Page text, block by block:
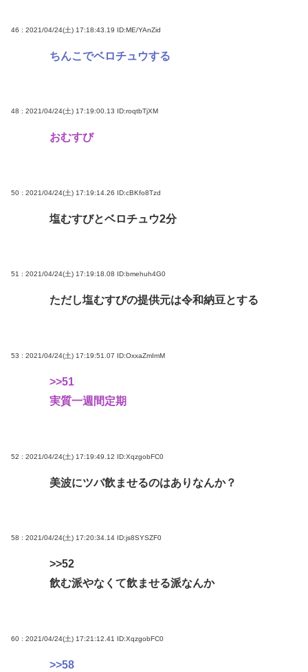
46 : 2021/04/24(土) 17:18:43.19 ID:ME/YAnZid
ちんこでベロチュウする
48 : 2021/04/24(土) 17:19:00.13 ID:roqtbTjXM
おむすび
50 : 2021/04/24(土) 17:19:14.26 ID:cBKfo8Tzd
塩むすびとベロチュウ2分
51 : 2021/04/24(土) 17:19:18.08 ID:bmehuh4G0
ただし塩むすびの提供元は令和納豆とする
53 : 2021/04/24(土) 17:19:51.07 ID:OxxaZmImM
>>51
実質一週間定期
52 : 2021/04/24(土) 17:19:49.12 ID:XqzgobFC0
美波にツバ飲ませるのはありなんか？
58 : 2021/04/24(土) 17:20:34.14 ID:js8SYSZF0
>>52
飲む派やなくて飲ませる派なんか
60 : 2021/04/24(土) 17:21:12.41 ID:XqzgobFC0
>>58